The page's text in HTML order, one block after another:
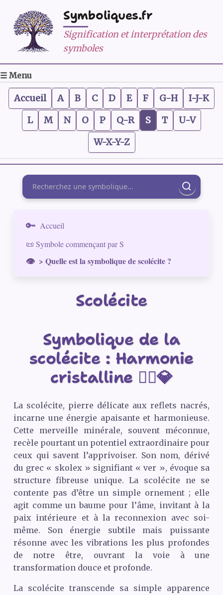
Symboliques.fr
Signification et interprétation des
symboles
☰ Menu
Accueil A B C D E F G-H
I-J-K
L
M N O P Q-R S T
U-V
W-X-Y-Z
Rechercher
Accueil
📜 Symbole commençant par S
> Quelle est la symbolique de scolécite ?
Scolécite
Symbolique de la
scolécite : Harmonie
cristalline 🧘‍♀️💎
La scolécite, pierre délicate aux reflets nacrés,
incarne une énergie apaisante et harmonieuse.
Cette merveille minérale, souvent méconnue,
recèle pourtant un potentiel extraordinaire pour
ceux qui savent l’apprivoiser. Son nom, dérivé
du grec « skolex » signifiant « ver », évoque sa
structure fibreuse unique. La scolécite ne se
contente pas d’être un simple ornement ; elle
agit comme un baume pour l’âme, invitant à la
paix intérieure et à la reconnexion avec soi-
même. Son énergie subtile mais puissante
résonne avec les vibrations les plus profondes
de notre être, ouvrant la voie à une
transformation douce et profonde.
La scolécite transcende sa simple apparence